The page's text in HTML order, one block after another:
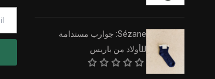
Sézane: جوارب مستدامة
للأولاد من باريس